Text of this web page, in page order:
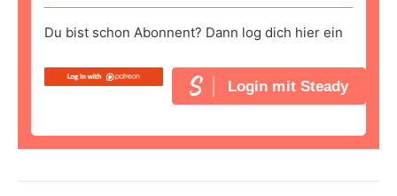
Du bist schon Abonnent? Dann log dich hier ein
Login mit Steady